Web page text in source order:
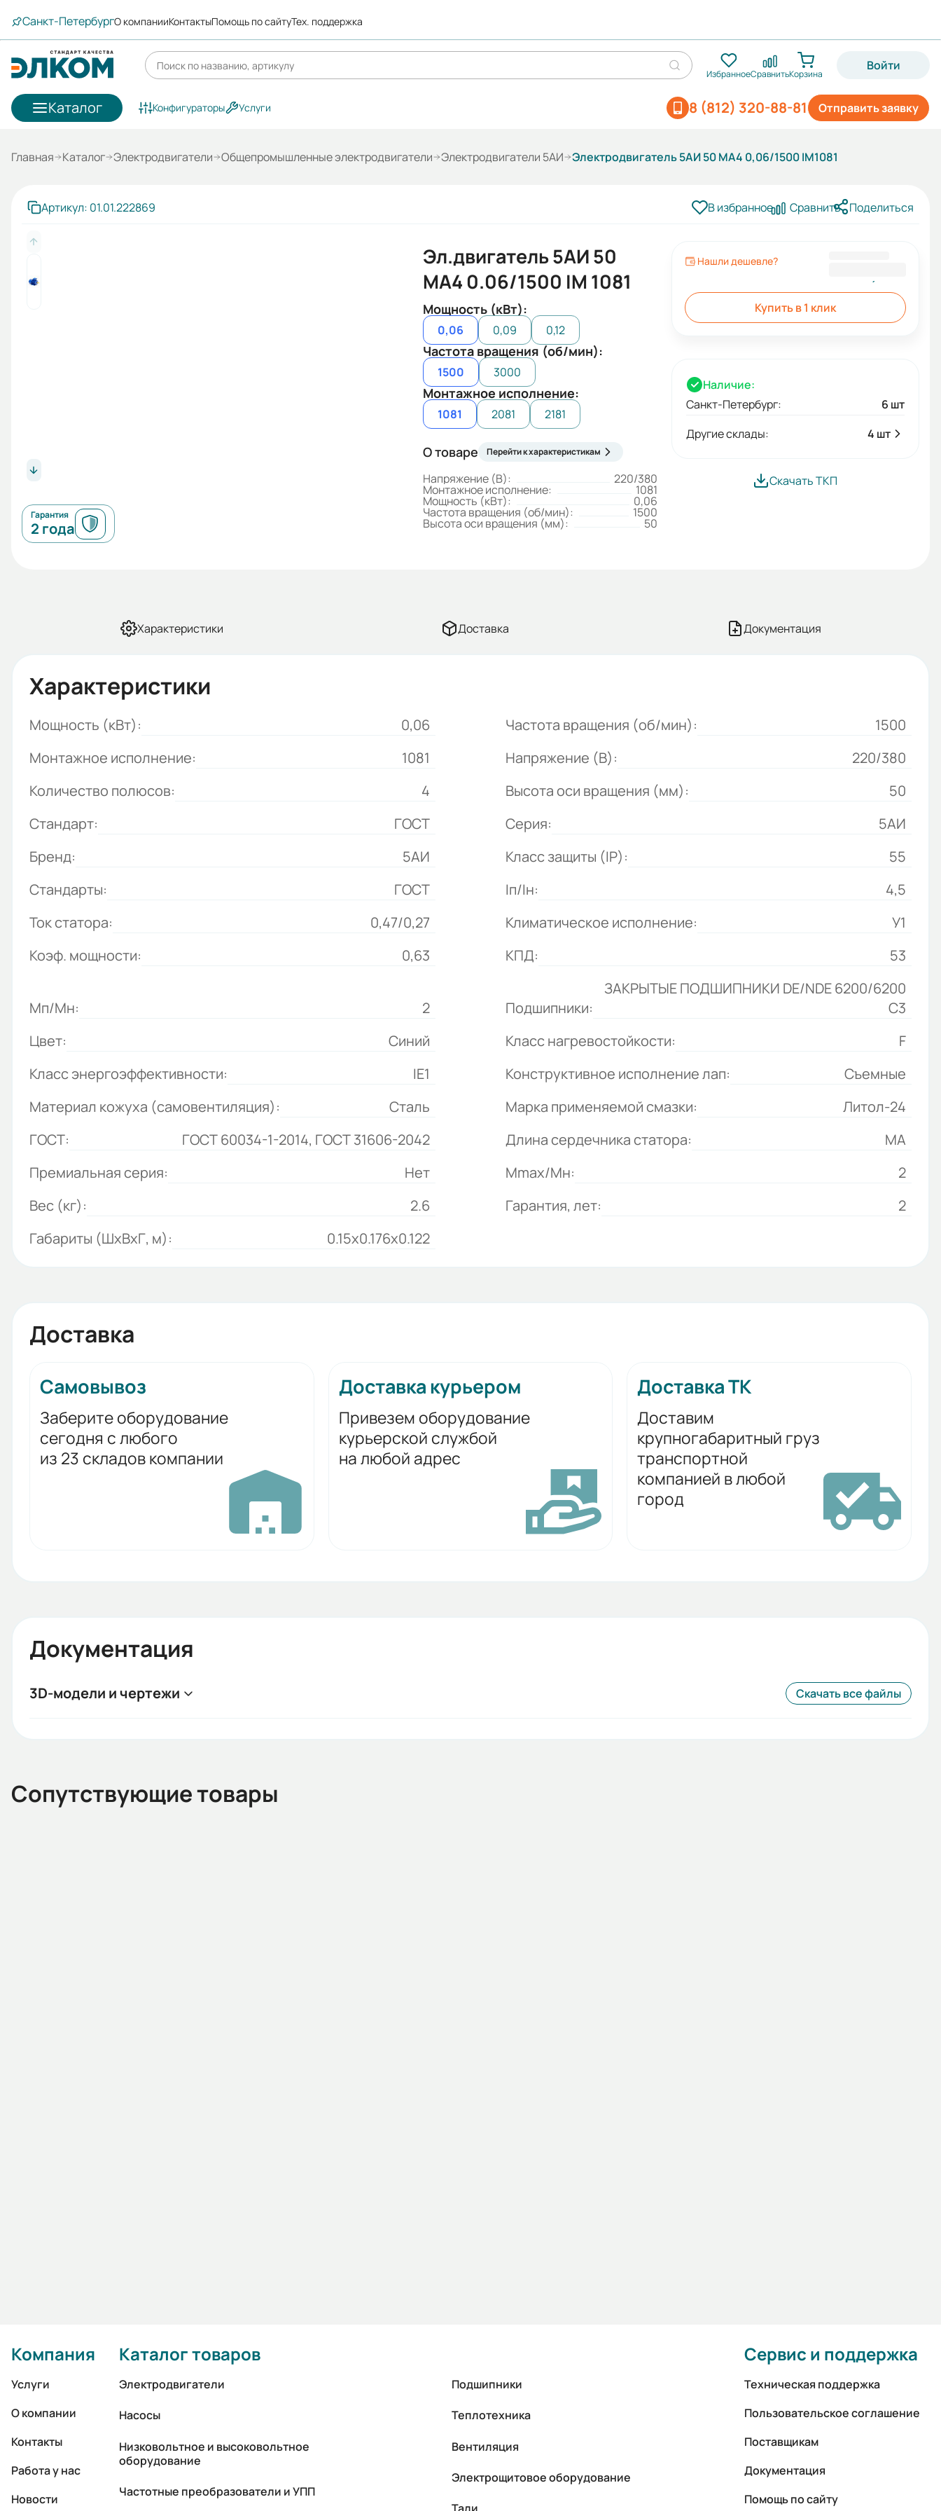
Санкт-ПетербургО компанииКонтактыПомощь по сайтуТех. поддержка
ИзбранноеСравнитьКорзина
Войти
Каталог Отправить заявку
8 (812) 320-88-81
Конфигураторы Услуги
Главная Каталог Электродвигатели Общепромышленные электродвигатели Электродвигатели 5АИ Электродвигатель 5АИ 50 МА4 0,06/1500 IM1081
Артикул: 01.01.222869 В избранное Сравнить Поделиться
Гарантия
2 года
Эл.двигатель 5АИ 50
МА4 0.06/1500 IM 1081
Мощность (кВт):
0,06 0,09 0,12
Частота вращения (об/мин):
1500 3000
Монтажное исполнение:
1081 2081 2181
О товаре Перейти к характеристикам
Напряжение (В): 220/380
Монтажное исполнение: 1081
Мощность (кВт): 0,06
Частота вращения (об/мин): 1500
Высота оси вращения (мм): 50
Нашли дешевле?
Купить в 1 клик
Наличие:
Санкт-Петербург:
6 шт
Другие склады:
4 шт
Скачать ТКП
Характеристики Доставка Документация
Характеристики
Мощность (кВт): 0,06 Частота вращения (об/мин):
1500
Монтажное исполнение:
1081 Напряжение (В):
220/380
Количество полюсов:
4 Высота оси вращения (мм):
50
Стандарт:
ГОСТ Серия:
5АИ
Бренд:
5АИ Класс защиты (IP):
55
Стандарты:
ГОСТ Iп/Iн:
4,5
Ток статора:
0,47/0,27 Климатическое исполнение:
У1
Коэф. мощности:
0,63 КПД: 53
Мп/Мн: 2 Подшипники:
ЗАКРЫТЫЕ ПОДШИПНИКИ DE/NDE 6200/6200
С3
Цвет:
Синий Класс нагревостойкости:
F
Класс энергоэффективности:
IE1 Конструктивное исполнение лап:
Съемные
Материал кожуха (самовентиляция):
Сталь Марка применяемой смазки:
Литол-24
ГОСТ:
ГОСТ 60034-1-2014, ГОСТ 31606-2042 Длина сердечника статора:
МА
Премиальная серия:
Нет Mmax/Mн:
2
Вес (кг):
2.6 Гарантия, лет:
2
Габариты (ШхВхГ, м):
0.15x0.176x0.122
Доставка
Самовывоз
Заберите оборудование
сегодня с любого
из 23 складов компании
Доставка курьером
Привезем оборудование
курьерской службой
на любой адрес
Доставка ТК
Доставим
крупногабаритный груз
транспортной
компанией в любой
город
Документация
3D-модели и чертежи Скачать все файлы
Сопутствующие товары
Компания
Услуги
О компании
Контакты
Работа у нас
Новости
Каталог товаров
Электродвигатели
Насосы
Низковольтное и высоковольтное
оборудование
Частотные преобразователи и УПП
Подшипники
Теплотехника
Вентиляция
Электрощитовое оборудование
Сервис и поддержка
Техническая поддержка
Пользовательское соглашение
Поставщикам
Документация
Помощь по сайту